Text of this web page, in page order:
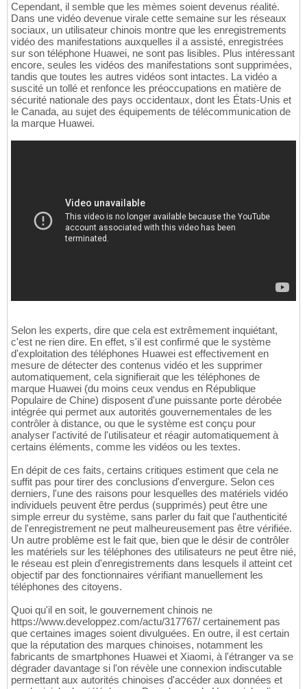
Cependant, il semble que les mèmes soient devenus réalité.
Dans une vidéo devenue virale cette semaine sur les réseaux
sociaux, un utilisateur chinois montre que les enregistrements
vidéo des manifestations auxquelles il a assisté, enregistrées
sur son téléphone Huawei, ne sont pas lisibles. Plus intéressant
encore, seules les vidéos des manifestations sont supprimées,
tandis que toutes les autres vidéos sont intactes. La vidéo a
suscité un tollé et renfonce les préoccupations en matière de
sécurité nationale des pays occidentaux, dont les États-Unis et
le Canada, au sujet des équipements de télécommunication de
la marque Huawei.
Selon les experts, dire que cela est extrêmement inquiétant,
c'est ne rien dire. En effet, s'il est confirmé que le système
d'exploitation des téléphones Huawei est effectivement en
mesure de détecter des contenus vidéo et les supprimer
automatiquement, cela signifierait que les téléphones de
marque Huawei (du moins ceux vendus en République
Populaire de Chine) disposent d'une puissante porte dérobée
intégrée qui permet aux autorités gouvernementales de les
contrôler à distance, ou que le système est conçu pour
analyser l'activité de l'utilisateur et réagir automatiquement à
certains éléments, comme les vidéos ou les textes.
En dépit de ces faits, certains critiques estiment que cela ne
suffit pas pour tirer des conclusions d'envergure. Selon ces
derniers, l'une des raisons pour lesquelles des matériels vidéo
individuels peuvent être perdus (supprimés) peut être une
simple erreur du système, sans parler du fait que l'authenticité
de l'enregistrement ne peut malheureusement pas être vérifiée.
Un autre problème est le fait que, bien que le désir de contrôler
les matériels sur les téléphones des utilisateurs ne peut être nié,
le réseau est plein d'enregistrements dans lesquels il atteint cet
objectif par des fonctionnaires vérifiant manuellement les
téléphones des citoyens.
Quoi qu'il en soit, le gouvernement chinois ne
https://www.developpez.com/actu/317767/ certainement pas
que certaines images soient divulguées. En outre, il est certain
que la réputation des marques chinoises, notamment les
fabricants de smartphones Huawei et Xiaomi, à l'étranger va se
dégrader davantage si l'on révèle une connexion indiscutable
permettant aux autorités chinoises d'accéder aux données et